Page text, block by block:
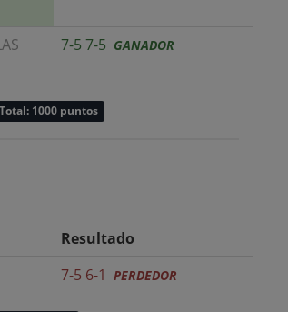
7-5 7-5 GANADOR
1000 puntos
Resultado
7-5 6-1 PERDEDOR